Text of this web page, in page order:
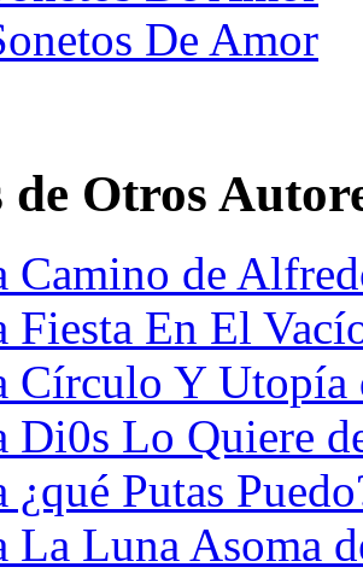
De Amor
de Otros
Camino de
Fiesta En El
Círculo Y
Di0s Lo Quiere
¿qué Putas
La Luna Asoma